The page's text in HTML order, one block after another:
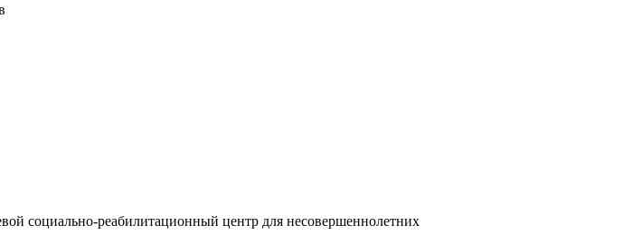
социально-реабилитационный центр для несовершеннолетних